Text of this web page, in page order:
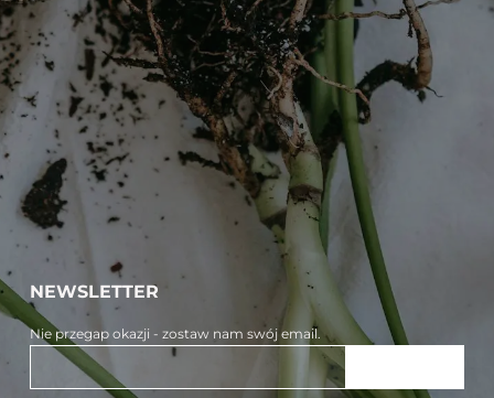
NEWSLETTER
Nie przegap okazji - zostaw nam swój email.